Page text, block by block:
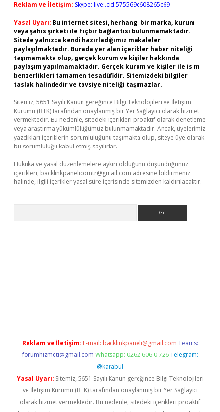
Reklam ve İletişim: Skype: live:.cid.575569c608265c69
Yasal Uyarı: Bu internet sitesi, herhangi bir marka, kurum
veya şahıs şirketi ile hiçbir bağlantısı bulunmamaktadır.
Sitede yalnızca kendi hazırladığımız makaleler
paylaşılmaktadır. Burada yer alan içerikler haber niteliği
taşımamakta olup, gerçek kurum ve kişiler hakkında
paylaşım yapılmamaktadır. Gerçek kurum ve kişiler ile isim
benzerlikleri tamamen tesadüfidir. Sitemizdeki bilgiler
taslak halindedir ve tavsiye niteliği taşımazlar.
Sitemiz, 5651 Sayılı Kanun gereğince Bilgi Teknolojileri ve İletişim
Kurumu (BTK) tarafından onaylanmış bir Yer Sağlayıcı olarak hizmet
vermektedir. Bu nedenle, sitedeki içerikleri proaktif olarak denetleme
veya araştırma yükümlülüğümüz bulunmamaktadır. Ancak, üyelerimiz
yazdıkları içeriklerin sorumluluğunu taşımakta olup, siteye üye olarak
bu sorumluluğu kabul etmiş sayılırlar.
Hukuka ve yasal düzenlemelere aykırı olduğunu düşündüğünüz
içerikleri, backlinkpanelicomtr@gmail.com adresine bildirmeniz
halinde, ilgili içerikler yasal süre içerisinde sitemizden kaldırılacaktır.
Reklam ve İletişim: E-mail: backlinkpaneli@gmail.com Teams:
forumhizmeti@gmail.com Whatsapp: 0262 606 0 726 Telegram:
@karabul
Yasal Uyarı: Sitemiz, 5651 Sayılı Kanun gereğince Bilgi Teknolojileri
ve İletişim Kurumu (BTK) tarafından onaylanmış bir Yer Sağlayıcı
olarak hizmet vermektedir. Bu nedenle, sitedeki içerikleri proaktif